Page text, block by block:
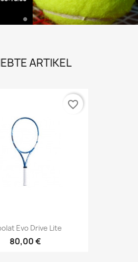
ARTIKEL
Evo Drive Lite
80,00 €
favorite_border